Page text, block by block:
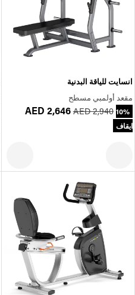
انسايت للياقة البدنية
مقعد أولمبي مسطح
AED 2,646 AED 2,940 10%
ايقاف